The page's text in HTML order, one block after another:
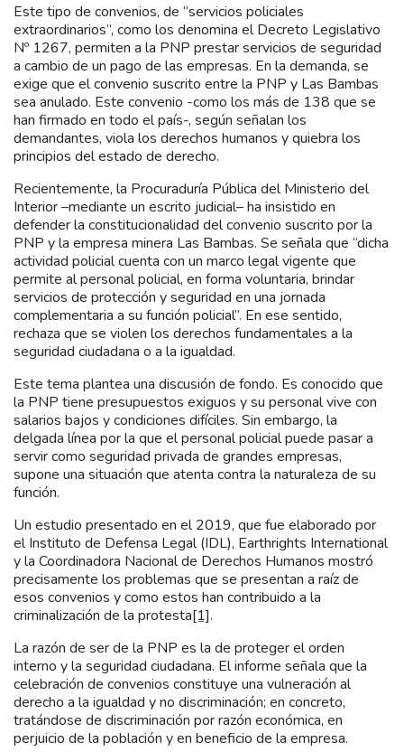
Este tipo de convenios, de “servicios policiales
extraordinarios”, como los denomina el Decreto Legislativo
Nº 1267, permiten a la PNP prestar servicios de seguridad
a cambio de un pago de las empresas. En la demanda, se
exige que el convenio suscrito entre la PNP y Las Bambas
sea anulado. Este convenio -como los más de 138 que se
han firmado en todo el país-, según señalan los
demandantes, viola los derechos humanos y quiebra los
principios del estado de derecho.
Recientemente, la Procuraduría Pública del Ministerio del
Interior –mediante un escrito judicial– ha insistido en
defender la constitucionalidad del convenio suscrito por la
PNP y la empresa minera Las Bambas. Se señala que “dicha
actividad policial cuenta con un marco legal vigente que
permite al personal policial, en forma voluntaria, brindar
servicios de protección y seguridad en una jornada
complementaria a su función policial”. En ese sentido,
rechaza que se violen los derechos fundamentales a la
seguridad ciudadana o a la igualdad.
Este tema plantea una discusión de fondo. Es conocido que
la PNP tiene presupuestos exiguos y su personal vive con
salarios bajos y condiciones difíciles. Sin embargo, la
delgada línea por la que el personal policial puede pasar a
servir como seguridad privada de grandes empresas,
supone una situación que atenta contra la naturaleza de su
función.
Un estudio presentado en el 2019, que fue elaborado por
el Instituto de Defensa Legal (IDL), Earthrights International
y la Coordinadora Nacional de Derechos Humanos mostró
precisamente los problemas que se presentan a raíz de
esos convenios y como estos han contribuido a la
criminalización de la protesta[1].
La razón de ser de la PNP es la de proteger el orden
interno y la seguridad ciudadana. El informe señala que la
celebración de convenios constituye una vulneración al
derecho a la igualdad y no discriminación; en concreto,
tratándose de discriminación por razón económica, en
perjuicio de la población y en beneficio de la empresa.